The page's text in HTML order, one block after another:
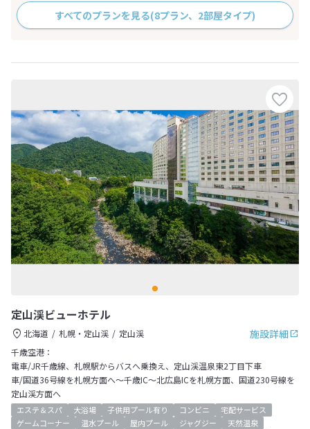
すべてのプランを見る(8プラン、2部屋タイプ)
定山渓ビューホテル
施設詳細
北海道 札幌・定山渓
定山渓
千歳空港：
電車/JR千歳線、札幌駅からバスへ乗換え、定山渓温泉東2丁目下車
車/国道36号線を札幌方面へ～千歳IC～北広島ICを札幌方面、国道230号線を
定山渓方面へ
エステ＆スパ 大浴場 子供用プール有り コンビニ
宅配サービス
ゲームコーナー
温水プール 屋内プール ジャグジー
天然温泉